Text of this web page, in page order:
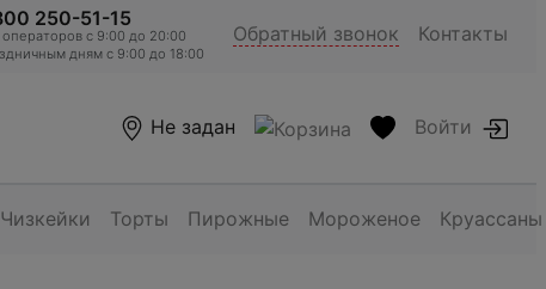
250-51-15
c 9:00 до 20:00
дням с 9:00 до 18:00
Обратный звонок Контакты
Не задан Войти
Чизкейки Торты Пирожные Мороженое Круассаны